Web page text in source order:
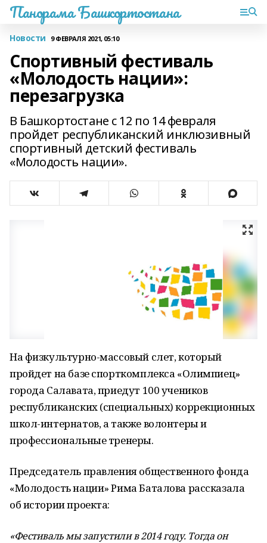
Панорама Башкортостана
Новости 9 ФЕВРАЛЯ 2021, 05:10
Спортивный фестиваль
«Молодость нации»:
перезагрузка
В Башкортостане с 12 по 14 февраля
пройдет республиканский инклюзивный
спортивный детский фестиваль
«Молодость нации».
На физкультурно-массовый слет, который
пройдет на базе спорткомплекса «Олимпиец»
города Салавата, приедут 100 учеников
республиканских (специальных) коррекционных
школ-интернатов, а также волонтеры и
профессиональные тренеры.
Председатель правления общественного фонда
«Молодость нации» Рима Баталова рассказала
об истории проекта:
«Фестиваль мы запустили в 2014 году. Тогда он